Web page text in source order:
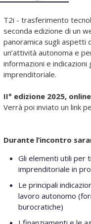
T2i - trasferimento
seconda edizione di un
panoramica sugli aspetti
un’attività autonoma e
informazioni e
imprenditoriale.
II° edizione 2025,
Verrà poi inviato un link
Durante l’incontro
Gli elementi utili per
imprenditoriale in
Le principali
lavoro autonomo
burocratiche)